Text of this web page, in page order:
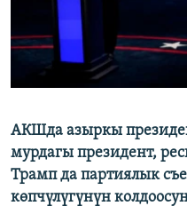
АКШда азыркы
мурдагы президент,
Трамп да партиялык
көпчүлүгүнүн